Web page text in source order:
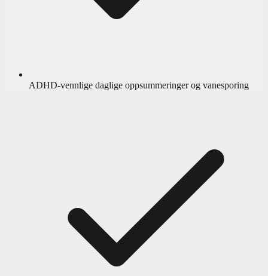
ADHD-vennlige daglige oppsummeringer og vanesporing